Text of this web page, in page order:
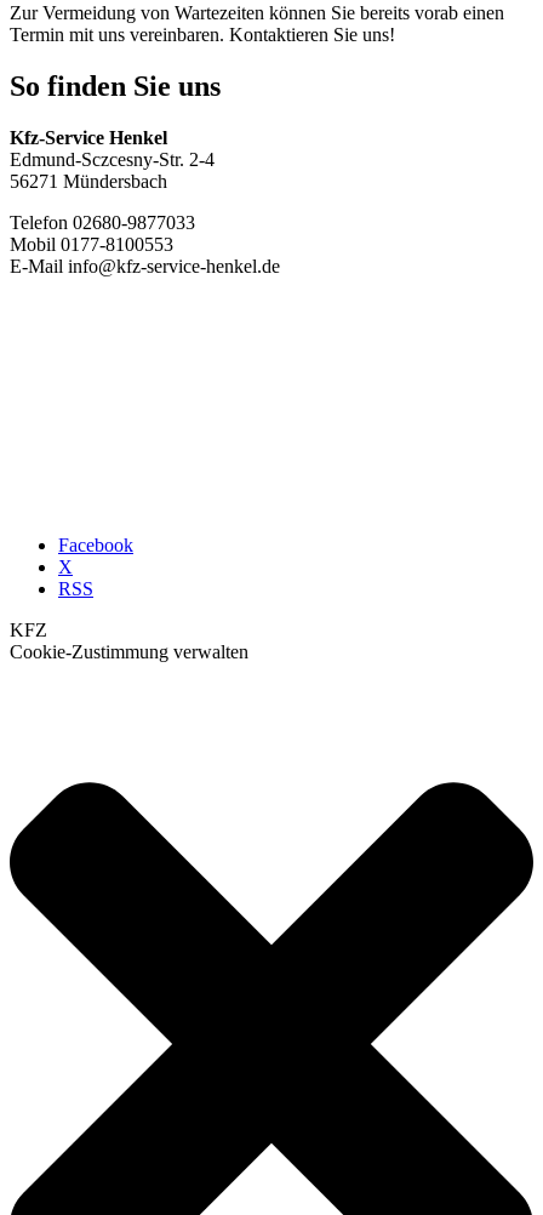
Zur Vermeidung von Wartezeiten können Sie bereits vorab einen
Termin mit uns vereinbaren. Kontaktieren Sie uns!
So finden Sie uns
Kfz-Service Henkel
Edmund-Sczcesny-Str. 2-4
56271 Mündersbach
Telefon 02680-9877033
Mobil 0177-8100553
E-Mail info@kfz-service-henkel.de
Facebook
X
RSS
KFZ
Cookie-Zustimmung verwalten